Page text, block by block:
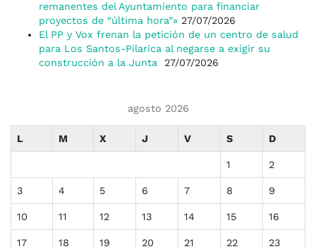
remanentes del Ayuntamiento para financiar
proyectos de “última hora”» 27/07/2026
El PP y Vox frenan la petición de un centro de salud
para Los Santos-Pilarica al negarse a exigir su
construcción a la Junta
27/07/2026
agosto 2026
L M X J V S D
1 2
3 4 5 6 7 8 9
10 11 12 13 14 15 16
17 18 19 20 21 22 23